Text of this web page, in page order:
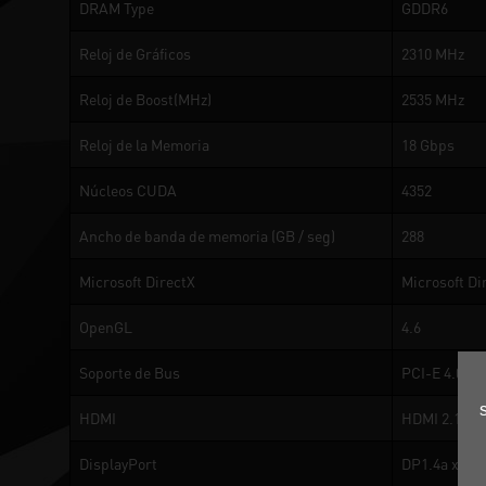
DRAM Type GDDR6
Reloj de Gráficos 2310 MHz
Reloj de Boost(MHz) 2535 MHz
Reloj de la Memoria 18 Gbps
Núcleos CUDA 4352
Ancho de banda de memoria (GB / seg) 288
Microsoft DirectX Microsoft
OpenGL 4.6
Soporte de Bus PCI-E 4.0
HDMI HDMI 2.1a
DisplayPort DP1.4a x 3